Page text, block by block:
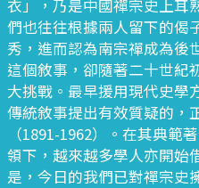
衣」，乃是中國禪宗史上耳
們也往往根據兩人留下的偈
秀，進而認為南宗禪成為後
這個敘事，卻隨著二十世紀
大挑戰。最早援用現代史學
傳統敘事提出有效質疑的，
（1891-1962）。在其典範
領下，越來越多學人亦開始
是，今日的我們已對禪宗史